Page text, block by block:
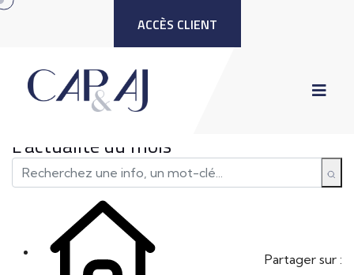
ACCÈS CLIENT
L'actualité du mois
Partager sur :